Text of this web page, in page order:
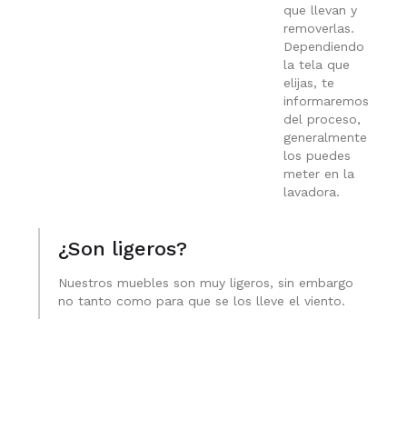
que llevan y
removerlas.
Dependiendo
la tela que
elijas, te
informaremos
del proceso,
generalmente
los puedes
meter en la
lavadora.
¿Son ligeros?
Nuestros muebles son muy ligeros, sin embargo
no tanto como para que se los lleve el viento.